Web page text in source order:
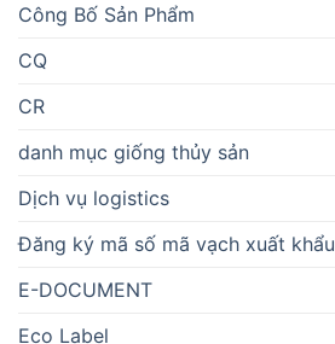
Công Bố Sản Phẩm
CQ
CR
danh mục giống thủy sản
Dịch vụ logistics
Đăng ký mã số mã vạch xuất khẩu
E-DOCUMENT
Eco Label